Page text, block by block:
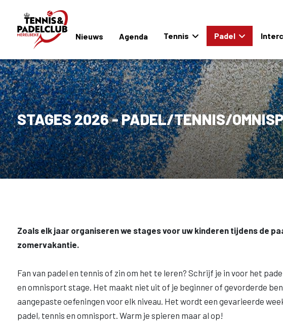
Nieuws Agenda Tennis Padel
STAGES 2026 - PADEL/TENNIS/
Zoals elk jaar organiseren we stages voor uw kinderen tijdens de
zomervakantie.
Fan van padel en tennis of zin om het te leren? Schrijf je in voor het
en omnisport stage. Het maakt niet uit of je beginner of gevorderde
aangepaste oefeningen voor elk niveau. Het wordt een gevarieerde
padel, tennis en omnisport. Warm je spieren maar al op!